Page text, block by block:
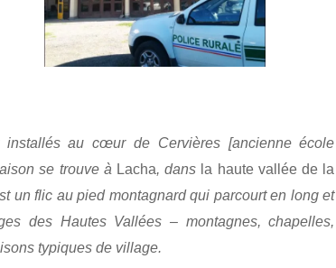
installés au cœur de Cervières [ancienne école
se trouve à Lacha, dans la haute vallée de la
un flic au pied montagnard qui parcourt en long et
des Hautes Vallées – montagnes, chapelles,
typiques de village.